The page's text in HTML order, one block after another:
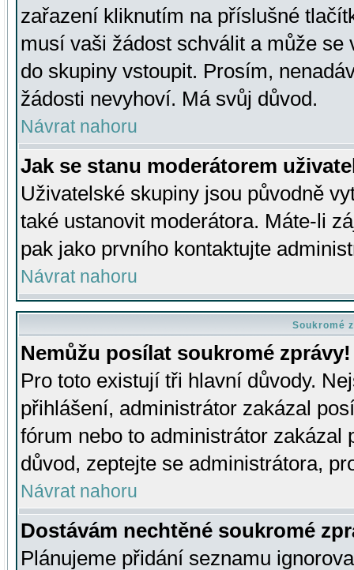
zařazení kliknutím na příslušné
musí vaši žádost schválit a může se
do skupiny vstoupit. Prosím,
žádosti nevyhoví. Má svůj důvod.
Návrat nahoru
Jak se stanu moderátorem
Uživatelské skupiny jsou původně
také ustanovit moderátora. Máte-li
pak jako prvního kontaktujte
Návrat nahoru
Soukromé
Nemůžu posílat soukromé zprávy!
Pro toto existují tři hlavní důvody.
přihlášení, administrátor zakázal
fórum nebo to administrátor zakázal
důvod, zeptejte se administrátora,
Návrat nahoru
Dostávám nechtěné soukromé
Plánujeme přidání seznamu